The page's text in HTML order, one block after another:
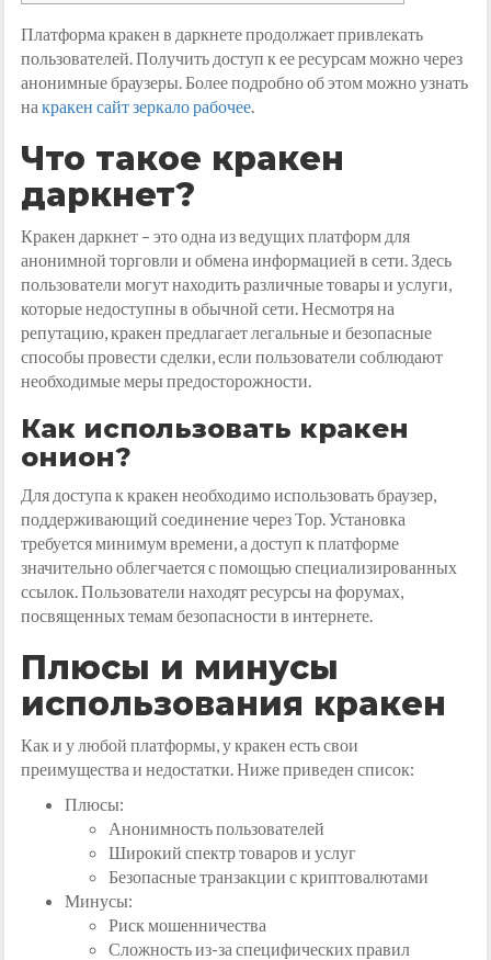
Платформа кракен в даркнете продолжает привлекать
пользователей. Получить доступ к ее ресурсам можно через
анонимные браузеры. Более подробно об этом можно узнать
накракен сайт зеркало рабочее.
Что такое кракен
даркнет?
Кракен даркнет – это одна из ведущих платформ для
анонимной торговли и обмена информацией в сети. Здесь
пользователи могут находить различные товары и услуги,
которые недоступны в обычной сети. Несмотря на
репутацию, кракен предлагает легальные и безопасные
способы провести сделки, если пользователи соблюдают
необходимые меры предосторожности.
Как использовать кракен
онион?
Для доступа к кракен необходимо использовать браузер,
поддерживающий соединение через Тор. Установка
требуется минимум времени, а доступ к платформе
значительно облегчается с помощью специализированных
ссылок. Пользователи находят ресурсы на форумах,
посвященных темам безопасности в интернете.
Плюсы и минусы
использования кракен
Как и у любой платформы, у кракен есть свои
преимущества и недостатки. Ниже приведен список:
Плюсы:
Анонимность пользователей
Широкий спектр товаров и услуг
Безопасные транзакции с криптовалютами
Минусы:
Риск мошенничества
Сложность из-за специфических правил